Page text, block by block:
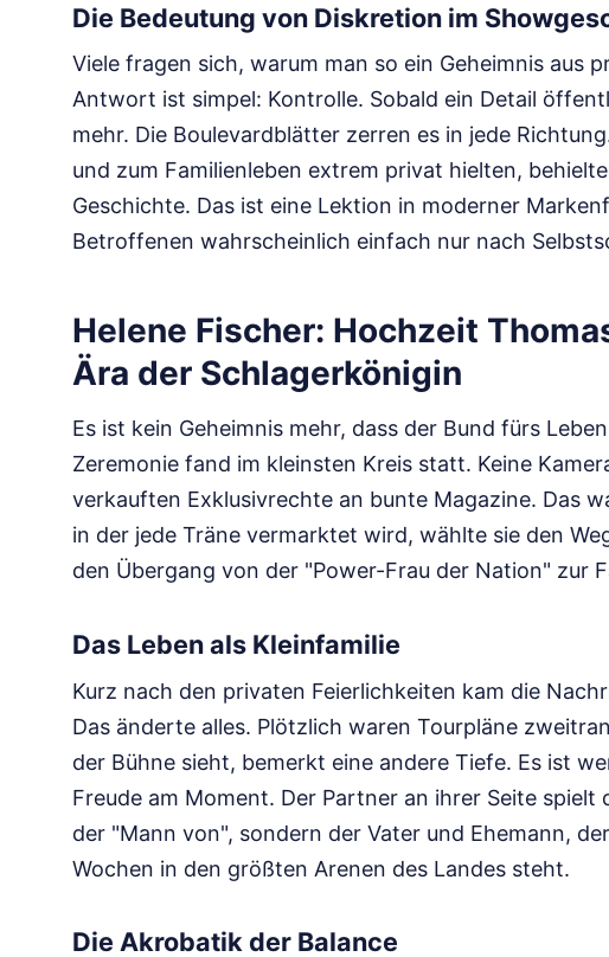
Die Bedeutung von Diskretion im
Viele fragen sich, warum man so ein Geheimnis aus
Antwort ist simpel: Kontrolle. Sobald ein Detail
mehr. Die Boulevardblätter zerren es in jede
und zum Familienleben extrem privat hielten,
Geschichte. Das ist eine Lektion in moderner
Betroffenen wahrscheinlich einfach nur nach
Helene Fischer: Hochzeit
Ära der Schlagerkönigin
Es ist kein Geheimnis mehr, dass der Bund fürs
Zeremonie fand im kleinsten Kreis statt. Keine
verkauften Exklusivrechte an bunte Magazine. Das
in der jede Träne vermarktet wird, wählte sie den
den Übergang von der "Power-Frau der Nation" zur
Das Leben als Kleinfamilie
Kurz nach den privaten Feierlichkeiten kam die
Das änderte alles. Plötzlich waren Tourpläne
der Bühne sieht, bemerkt eine andere Tiefe. Es ist
Freude am Moment. Der Partner an ihrer Seite spielt
der "Mann von", sondern der Vater und Ehemann,
Wochen in den größten Arenen des Landes steht.
Die Akrobatik der Balance